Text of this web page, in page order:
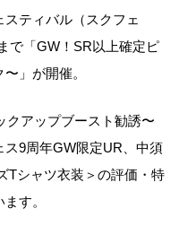
ティバル（スクフェ
で「GW！SR以上確定ピ
」が開催。
クアップブースト勧誘〜
9周年GW限定UR、中須
Tシャツ衣装＞の評価・特
す。